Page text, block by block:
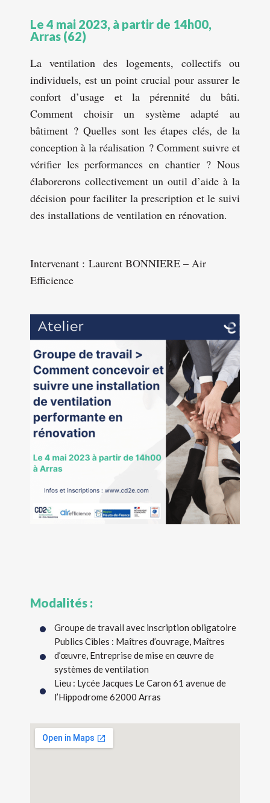
Le 4 mai 2023, à partir de 14h00,
Arras (62)
La ventilation des logements, collectifs ou
individuels, est un point crucial pour assurer le
confort d’usage et la pérennité du bâti.
Comment choisir un système adapté au
bâtiment ? Quelles sont les étapes clés, de la
conception à la réalisation ? Comment suivre et
vérifier les performances en chantier ? Nous
élaborerons collectivement un outil d’aide à la
décision pour faciliter la prescription et le suivi
des installations de ventilation en rénovation.
Intervenant : Laurent BONNIERE – Air
Efficience
Modalités :
Groupe de travail avec inscription obligatoire
Publics Cibles : Maîtres d’ouvrage, Maîtres
d’œuvre, Entreprise de mise en œuvre de
systèmes de ventilation
Lieu : Lycée Jacques Le Caron 61 avenue de
l’Hippodrome 62000 Arras